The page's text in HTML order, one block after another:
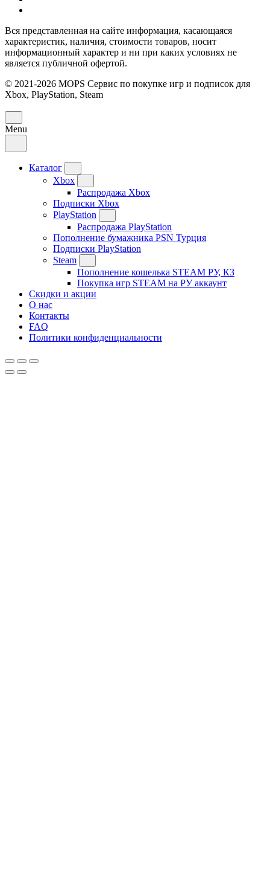
Вся представленная на сайте информация, касающаяся
характеристик, наличия, стоимости товаров, носит
информационный характер и ни при каких условиях не
является публичной офертой.
© 2021-2026 MOPS Сервис по покупке игр и подписок для
Xbox, PlayStation, Steam
Menu
Каталог
Xbox
Распродажа Xbox
Подписки Xbox
PlayStation
Распродажа PlayStation
Пополнение бумажника PSN Турция
Подписки PlayStation
Steam
Пополнение кошелька STEAM РУ, КЗ
Покупка игр STEAM на РУ аккаунт
Скидки и акции
О нас
Контакты
FAQ
Политики конфиденциальности